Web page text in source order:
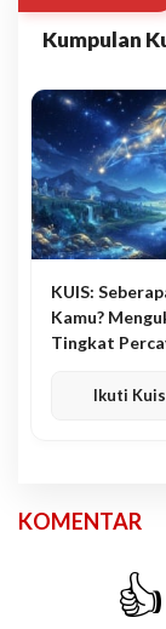
Kumpulan
KUIS:
Kamu?
Tingkat
Ikuti
KOMENTAR
👍